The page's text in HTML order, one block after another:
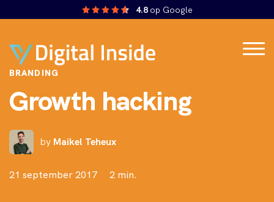
4.8 op Google
BRANDING
Growth hacking
by Maikel Teheux
21 september 2017 2 min.